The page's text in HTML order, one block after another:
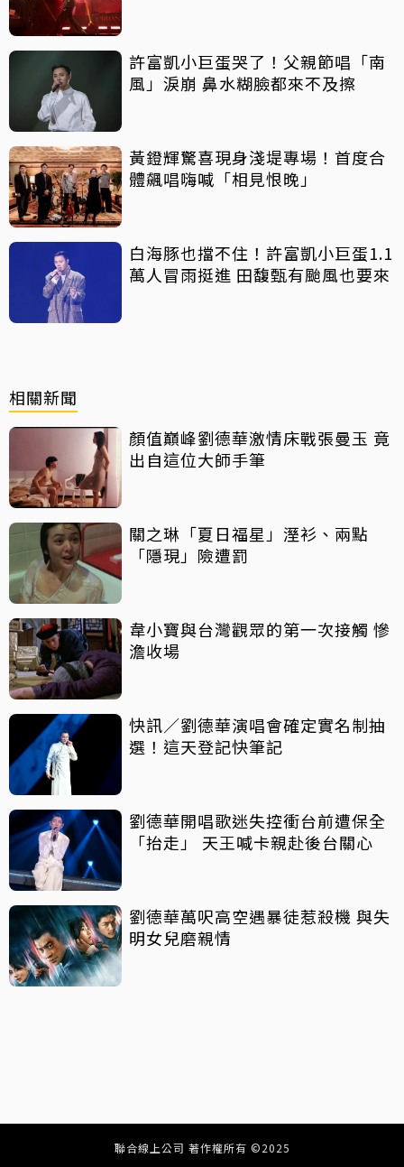
許富凱小巨蛋哭了！父親節唱「南
風」淚崩 鼻水糊臉都來不及擦
黃鐙輝驚喜現身淺堤專場！首度合
體飆唱嗨喊「相見恨晚」
白海豚也擋不住！許富凱小巨蛋1.1
萬人冒雨挺進 田馥甄有颱風也要來
相關新聞
顏值巔峰劉德華激情床戰張曼玉 竟
出自這位大師手筆
關之琳「夏日福星」溼衫、兩點
「隱現」險遭罰
韋小寶與台灣觀眾的第一次接觸 慘
澹收場
快訊／劉德華演唱會確定實名制抽
選！這天登記快筆記
劉德華開唱歌迷失控衝台前遭保全
「抬走」 天王喊卡親赴後台關心
劉德華萬呎高空遇暴徒惹殺機 與失
明女兒磨親情
聯合線上公司 著作權所有 ©2025